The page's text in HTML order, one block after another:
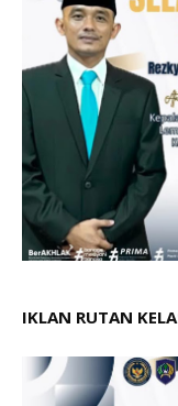
IKLAN RUTAN